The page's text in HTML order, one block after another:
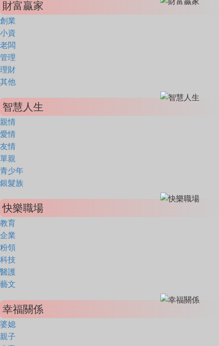
財富贏家
創業
小資
老闆
管理
理財
其他
智慧人生
親情
愛情
友情
單親
青少年
銀髮族
快樂職場
教育
企業
粉領
科技
醫護
藝文
幸福關係
婆媳
親子